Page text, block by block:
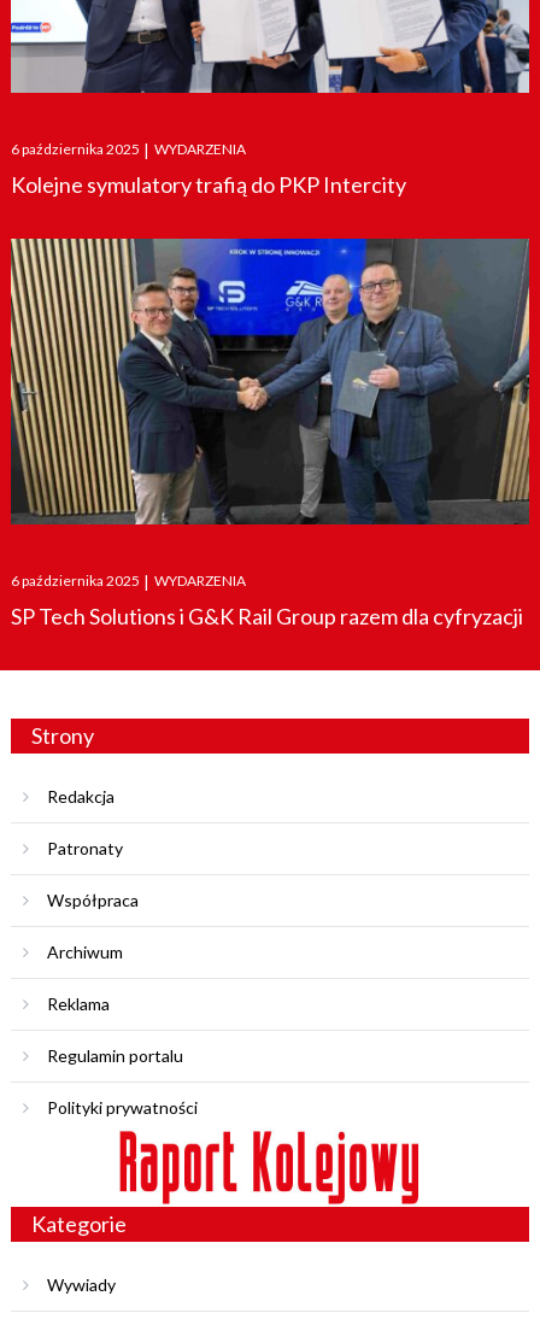
Posted
on
6 października 2025 | WYDARZENIA
Kolejne symulatory trafią do PKP Intercity
Posted
on
6 października 2025 | WYDARZENIA
SP Tech Solutions i G&K Rail Group razem dla cyfryzacji
Strony
Redakcja
Patronaty
Współpraca
Archiwum
Reklama
Regulamin portalu
Polityki prywatności
Kategorie
Wywiady